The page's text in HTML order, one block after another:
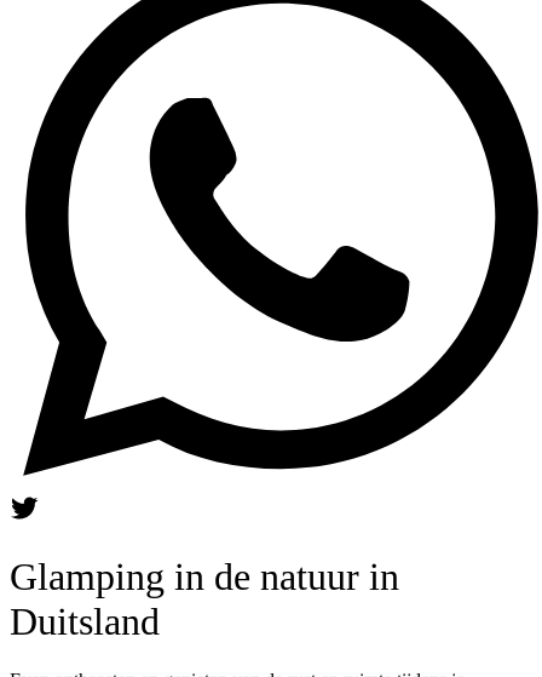
Glamping in de natuur in
Duitsland